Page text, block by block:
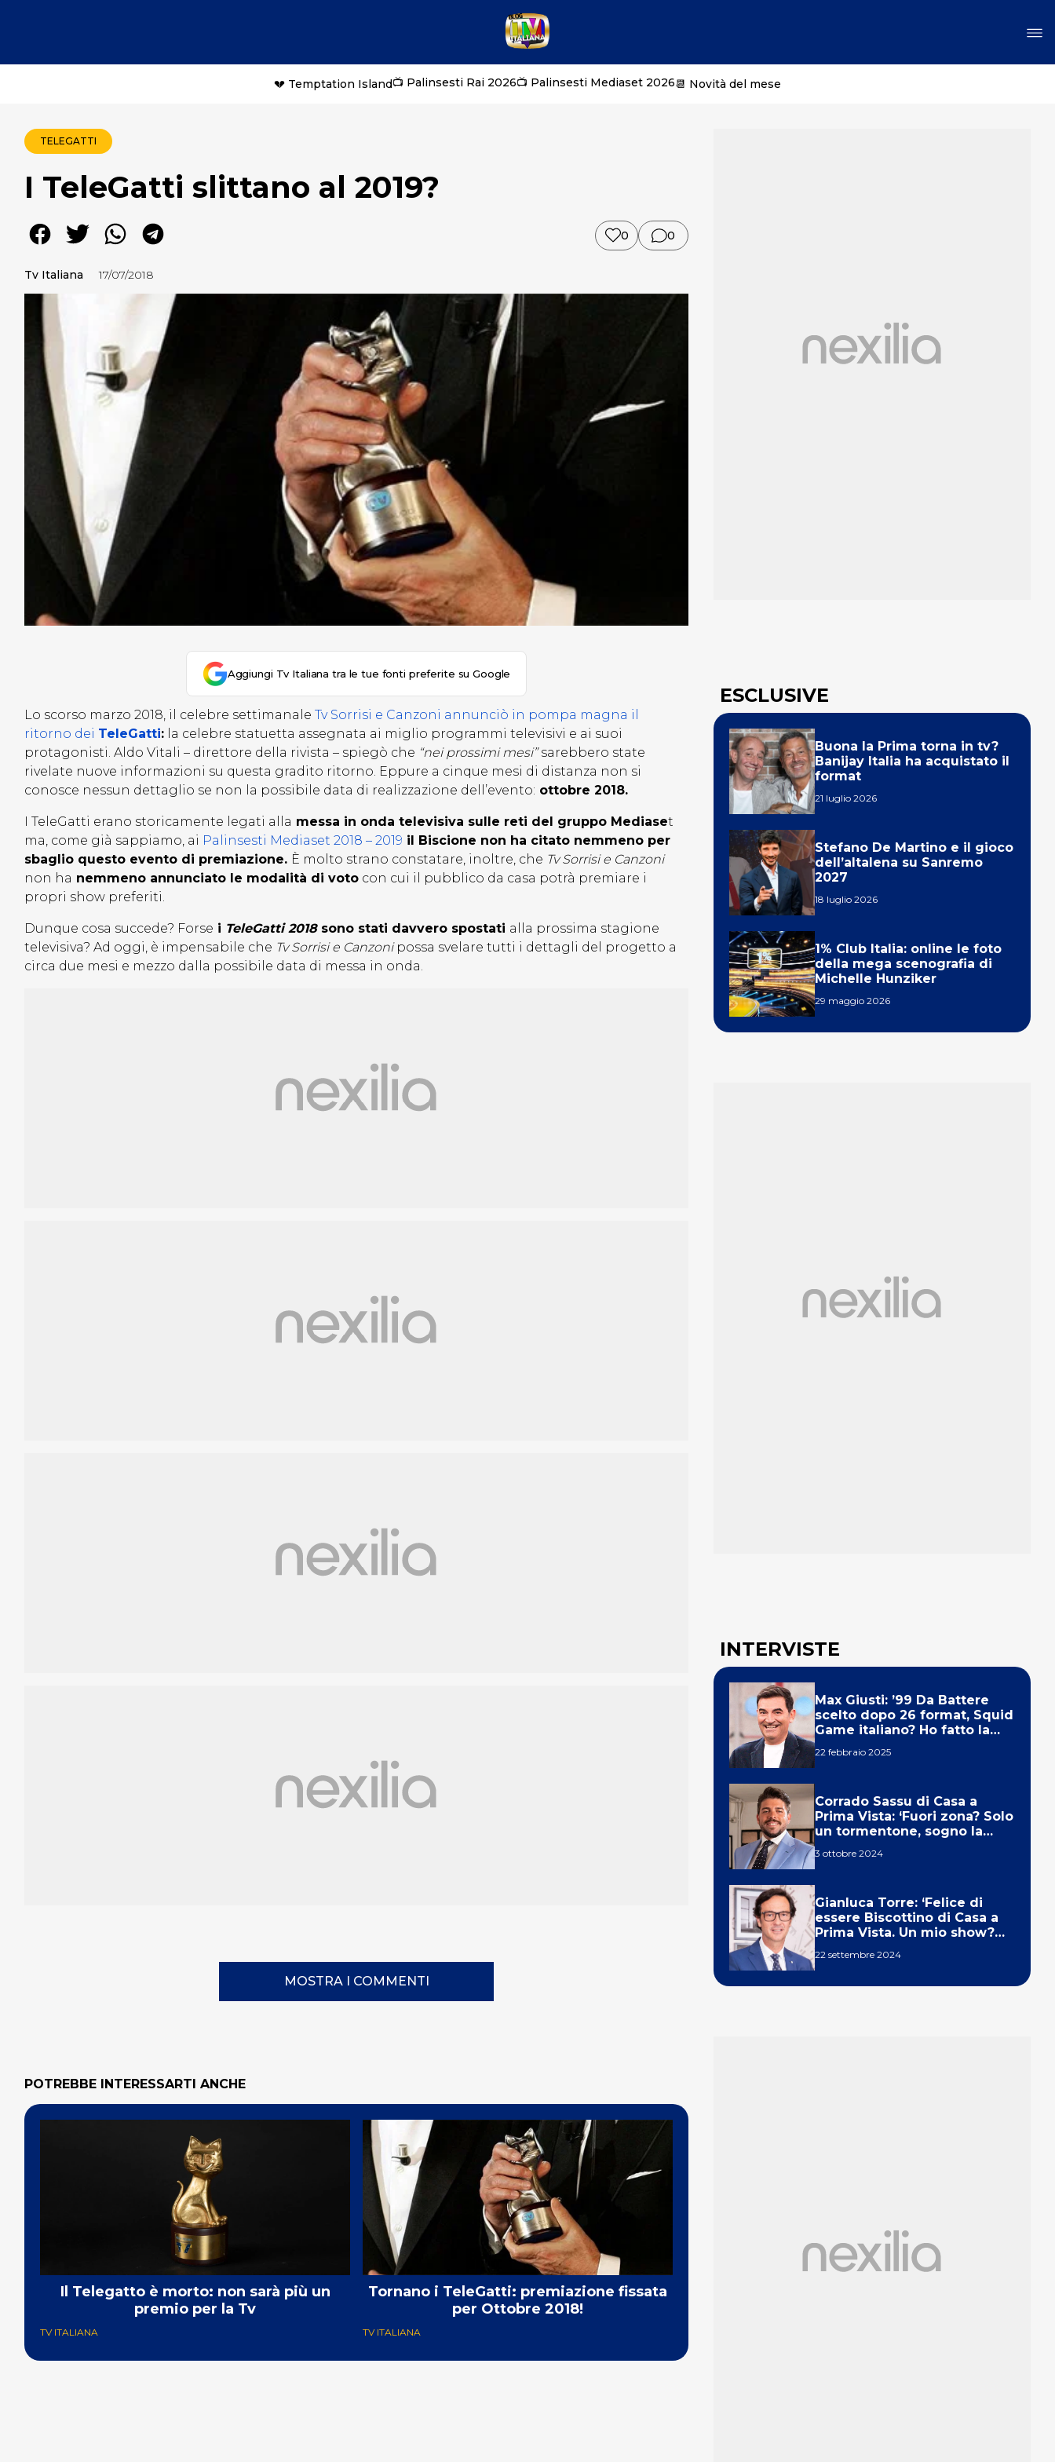
💔 Temptation Island📺 Palinsesti Rai 2026📺 Palinsesti Mediaset 2026📆 Novità del mese
TELEGATTI
I TeleGatti slittano al 2019?
0 0
Tv Italiana 17/07/2018
Aggiungi Tv Italiana tra le tue fonti preferite su Google
Lo scorso marzo 2018, il celebre settimanale Tv Sorrisi e Canzoni annunciò in pompa magna il
ritorno dei TeleGatti: la celebre statuetta assegnata ai miglio programmi televisivi e ai suoi
protagonisti. Aldo Vitali – direttore della rivista – spiegò che “nei prossimi mesi”sarebbero state
rivelate nuove informazioni su questa gradito ritorno. Eppure a cinque mesi di distanza non si
conosce nessun dettaglio se non la possibile data di realizzazione dell’evento: ottobre 2018.
I TeleGatti erano storicamente legati alla messa in onda televisiva sulle reti del gruppo Mediaset
ma, come già sappiamo, ai Palinsesti Mediaset 2018 – 2019 il Biscione non ha citato nemmeno per
sbaglio questo evento di premiazione. È molto strano constatare, inoltre, che Tv Sorrisi e Canzoni
non ha nemmeno annunciato le modalità di voto con cui il pubblico da casa potrà premiare i
propri show preferiti.
Dunque cosa succede? Forse i TeleGatti 2018sono stati davvero spostati alla prossima stagione
televisiva? Ad oggi, è impensabile che Tv Sorrisi e Canzonipossa svelare tutti i dettagli del progetto a
circa due mesi e mezzo dalla possibile data di messa in onda.
MOSTRA I COMMENTI
POTREBBE INTERESSARTI ANCHE
Il Telegatto è morto: non sarà più un
premio per la Tv
TV ITALIANA
Tornano i TeleGatti: premiazione fissata
per Ottobre 2018!
TV ITALIANA
ESCLUSIVE
Buona la Prima torna in tv?
Banijay Italia ha acquistato il
format
21 luglio 2026
Stefano De Martino e il gioco
dell’altalena su Sanremo
2027
18 luglio 2026
1% Club Italia: online le foto
della mega scenografia di
Michelle Hunziker
29 maggio 2026
INTERVISTE
Max Giusti: ’99 Da Battere
scelto dopo 26 format, Squid
Game italiano? Ho fatto la
22 febbraio 2025
Corrado Sassu di Casa a
Prima Vista: ‘Fuori zona? Solo
un tormentone, sogno la
3 ottobre 2024
Gianluca Torre: ‘Felice di
essere Biscottino di Casa a
Prima Vista. Un mio show?
22 settembre 2024